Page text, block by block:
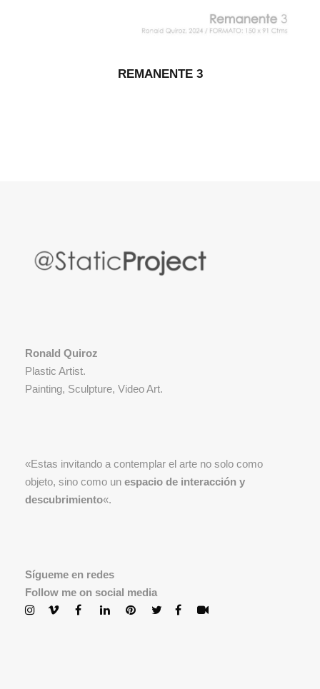
REMANENTE 3
Ronald Quiroz
Plastic Artist.
Painting, Sculpture, Video Art.
«Estas invitando a contemplar el arte no solo como
objeto, sino como un espacio de interacción y
descubrimiento«.
Sígueme en redes
Follow me on social media